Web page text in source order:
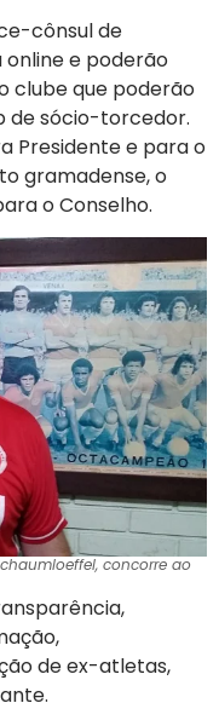
cônsul de
online e poderão
clube que poderão
de sócio-torcedor.
Presidente e para o
gramadense, o
o Conselho.
concorre ao
de ex-atletas,